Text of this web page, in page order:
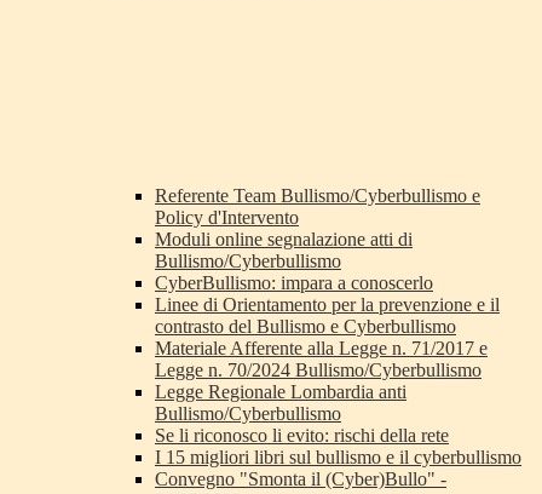
Referente Team Bullismo/Cyberbullismo e
Policy d'Intervento
Moduli online segnalazione atti di
Bullismo/Cyberbullismo
CyberBullismo: impara a conoscerlo
Linee di Orientamento per la prevenzione e il
contrasto del Bullismo e Cyberbullismo
Materiale Afferente alla Legge n. 71/2017 e
Legge n. 70/2024 Bullismo/Cyberbullismo
Legge Regionale Lombardia anti
Bullismo/Cyberbullismo
Se li riconosco li evito: rischi della rete
I 15 migliori libri sul bullismo e il cyberbullismo
Convegno "Smonta il (Cyber)Bullo" -